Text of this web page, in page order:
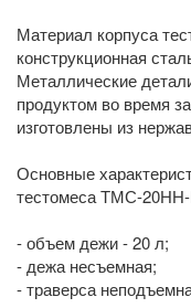
Материал корпуса
конструкционная
Металлические
продуктом во время
изготовлены из
Основные
тестомеса ТМС-
- объем дежи - 20 л;
- дежа несъемная;
- траверса